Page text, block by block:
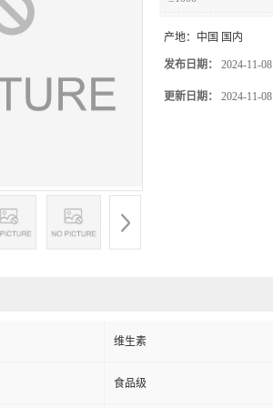
产地： 中国 国内
发布日期： 2024-11-08
更新日期： 2024-11-08
维生素
食品级